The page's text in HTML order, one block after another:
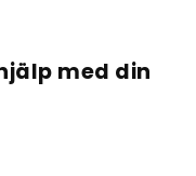
med din